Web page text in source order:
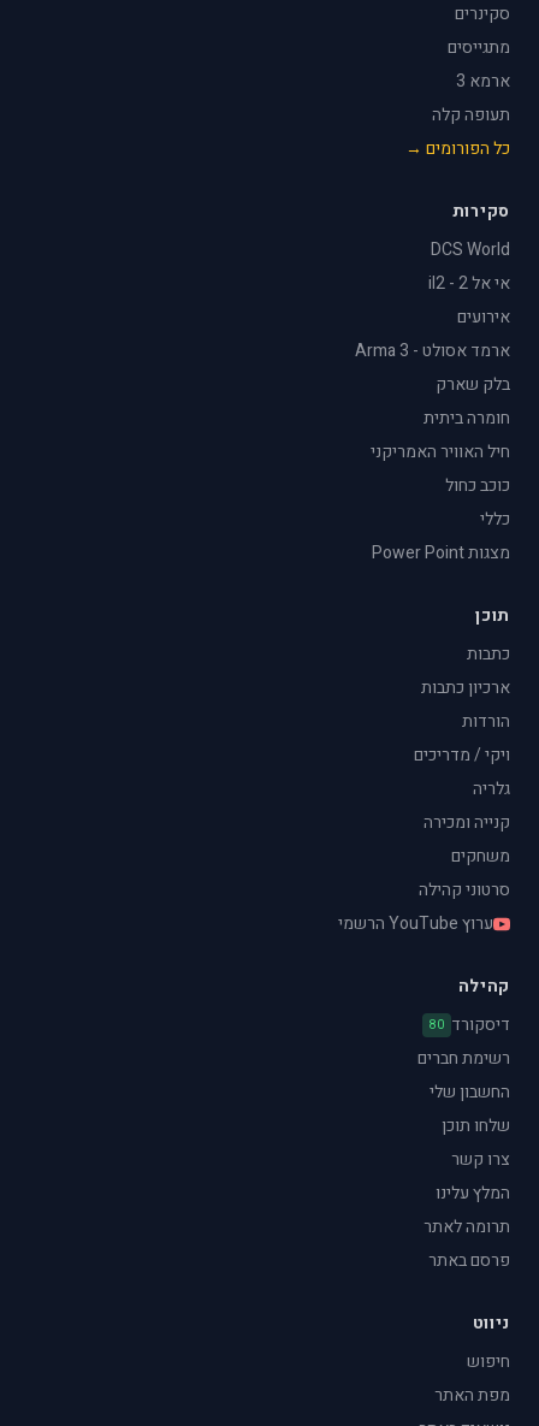
סקינרים
מתגייסים
ארמא 3
תעופה קלה
כל הפורומים →
סקירות
DCS World
אי אל 2 - il2
אירועים
ארמד אסולט - Arma 3
בלק שארק
חומרה ביתית
חיל האוויר האמריקני
כוכב כחול
כללי
מצגות Power Point
תוכן
כתבות
ארכיון כתבות
הורדות
ויקי / מדריכים
גלריה
קנייה ומכירה
משחקים
סרטוני קהילה
ערוץ YouTube הרשמי
קהילה
דיסקורד 80
רשימת חברים
החשבון שלי
שלחו תוכן
צרו קשר
המלץ עלינו
תרומה לאתר
פרסם באתר
ניווט
חיפוש
מפת האתר